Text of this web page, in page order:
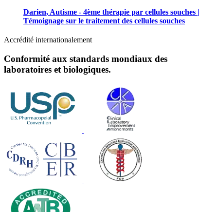
Darien, Autisme - 4ème thérapie par cellules souches |
Témoignage sur le traitement des cellules souches
Accrédité internationalement
Conformité aux standards mondiaux des
laboratoires et biologiques.